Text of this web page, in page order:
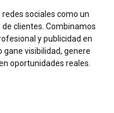
sociales como un
clientes. Combinamos
y publicidad en
gane visibilidad, genere
oportunidades reales.